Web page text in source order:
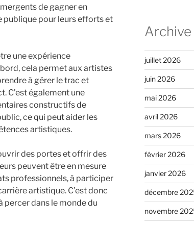
de gagner en
publique pour leurs efforts et
une expérience
cela permet aux artistes
à gérer le trac et
C’est également une
constructifs de
ce qui peut aider les
artistiques.
des portes et offrir des
peuvent être en mesure
professionnels, à participer
artistique. C’est donc
percer dans le monde du
Archive
juillet 2026
juin 2026
mai 2026
avril 2026
mars 2026
février 2026
janvier 2026
décembre
novembre